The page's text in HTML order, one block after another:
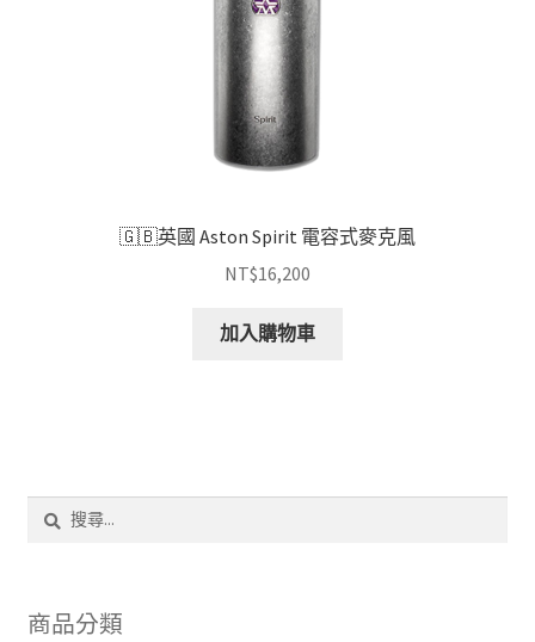
🇬🇧英國 Aston Spirit 電容式麥克風
NT$16,200
加入購物車
字:
商品分類